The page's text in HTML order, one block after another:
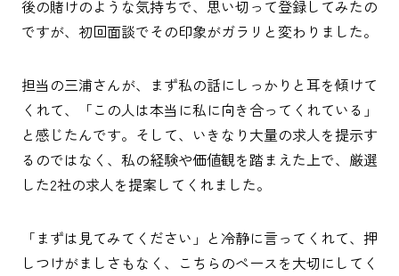
後の賭けのような気持ちで、思い切って登録してみたの
ですが、初回面談でその印象がガラリと変わりました。
担当の三浦さんが、まず私の話にしっかりと耳を傾けて
くれて、「この人は本当に私に向き合ってくれている」
と感じたんです。そして、いきなり大量の求人を提示す
るのではなく、私の経験や価値観を踏まえた上で、厳選
した2社の求人を提案してくれました。
「まずは見てみてください」と冷静に言ってくれて、押
しつけがましさもなく、こちらのペースを大切にしてく